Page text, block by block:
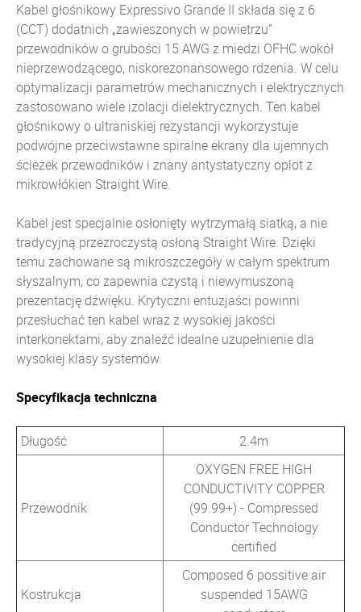
Kabel głośnikowy Expressivo Grande II składa się z 6
(CCT) dodatnich „zawieszonych w powietrzu”
przewodników o grubości 15 AWG z miedzi OFHC wokół
nieprzewodzącego, niskorezonansowego rdzenia. W celu
optymalizacji parametrów mechanicznych i elektrycznych
zastosowano wiele izolacji dielektrycznych. Ten kabel
głośnikowy o ultraniskiej rezystancji wykorzystuje
podwójne przeciwstawne spiralne ekrany dla ujemnych
ścieżek przewodników i znany antystatyczny oplot z
mikrowłókien Straight Wire.
Kabel jest specjalnie osłonięty wytrzymałą siatką, a nie
tradycyjną przezroczystą osłoną Straight Wire. Dzięki
temu zachowane są mikroszczegóły w całym spektrum
słyszalnym, co zapewnia czystą i niewymuszoną
prezentację dźwięku. Krytyczni entuzjaści powinni
przesłuchać ten kabel wraz z wysokiej jakości
interkonektami, aby znaleźć idealne uzupełnienie dla
wysokiej klasy systemów.
Specyfikacja techniczna
Długość 2.4m
Przewodnik
OXYGEN FREE HIGH
CONDUCTIVITY COPPER
(99.99+) - Compressed
Conductor Technology
certified
Kostrukcja
Composed 6 possitive air
suspended 15AWG